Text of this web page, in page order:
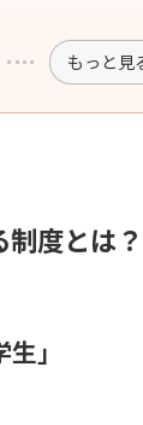
もっと見
度とは？
」